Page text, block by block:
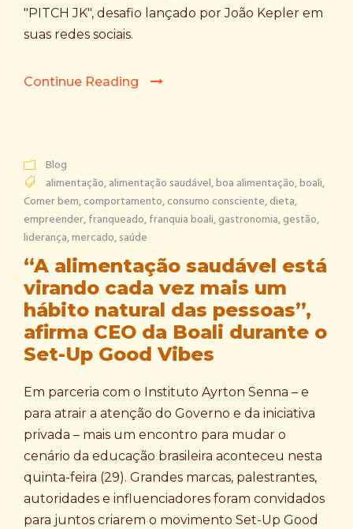
"PITCH JK", desafio lançado por João Kepler em
suas redes sociais.
Continue Reading
Blog
alimentação,alimentação saudável,boa alimentação,boali,
Comer bem,comportamento,consumo consciente,dieta,
empreender,franqueado,franquia boali,gastronomia,gestão,
liderança,mercado,saúde
“A alimentação saudável está
virando cada vez mais um
hábito natural das pessoas”,
afirma CEO da Boali durante o
Set-Up Good Vibes
Em parceria com o Instituto Ayrton Senna – e
para atrair a atenção do Governo e da iniciativa
privada – mais um encontro para mudar o
cenário da educação brasileira aconteceu nesta
quinta-feira (29). Grandes marcas, palestrantes,
autoridades e influenciadores foram convidados
para juntos criarem o movimento Set-Up Good